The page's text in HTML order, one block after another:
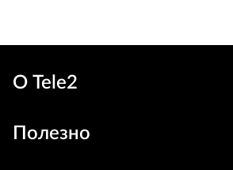
О Tele2
Полезно